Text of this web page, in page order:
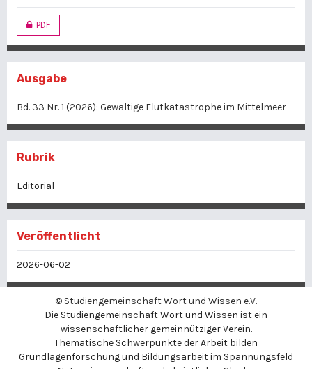
PDF
Ausgabe
Bd. 33 Nr. 1 (2026): Gewaltige Flutkatastrophe im Mittelmeer
Rubrik
Editorial
Veröffentlicht
2026-06-02
© Studiengemeinschaft Wort und Wissen e.V.
Die Studiengemeinschaft Wort und Wissen ist ein
wissenschaftlicher gemeinnütziger Verein.
Thematische Schwerpunkte der Arbeit bilden
Grundlagenforschung und Bildungsarbeit im Spannungsfeld